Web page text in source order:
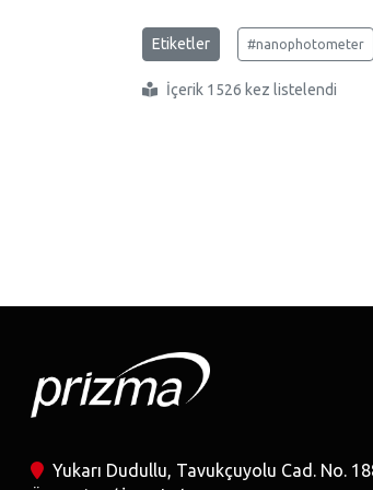
Etiketler #nanophotometer
İçerik 1526 kez listelendi
Yukarı Dudullu, Tavukçuyolu Cad. No.